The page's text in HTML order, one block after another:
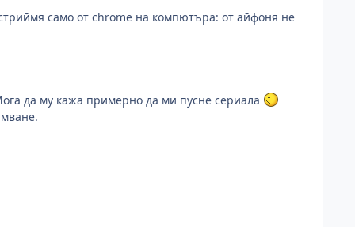
само от chrome на компютъра: от айфоня не
да му кажа примерно да ми пусне сериала